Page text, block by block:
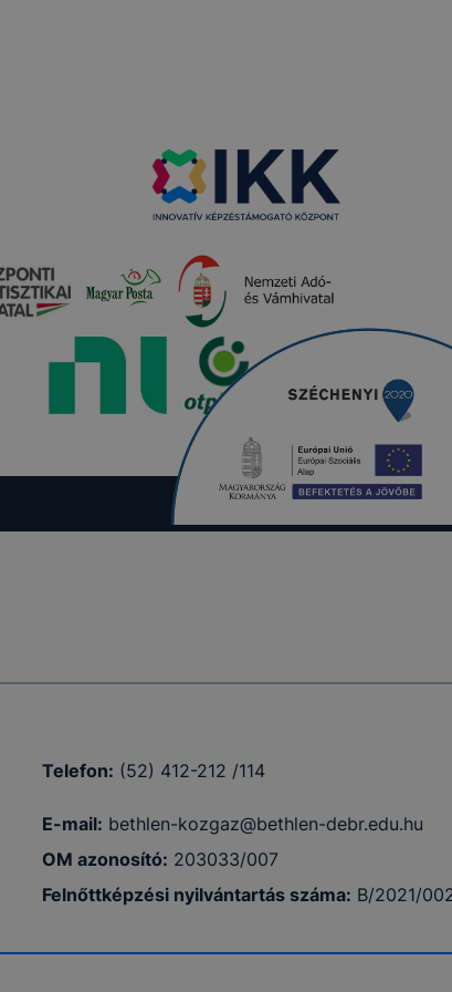
Telefon: (52) 412-212 /114
E-mail: bethlen-kozgaz@bethlen-debr.edu.hu
OM azonosító: 203033/007
Felnőttképzési nyilvántartás száma: B/2021/